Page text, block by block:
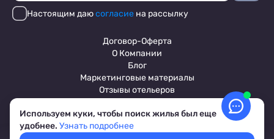
Настоящим даюсогласие на рассылку
Договор-Оферта
О Компании
Блог
Маркетинговые материалы
Отзывы отельеров
Пользовательское соглашение
Используем куки, чтобы поиск жилья был еще
удобнее. Узнать подробнее